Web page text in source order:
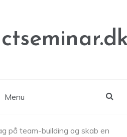
Menu
på team-building og skab en